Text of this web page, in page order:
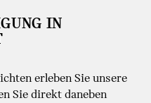
IN
erleben Sie unsere
Sie direkt daneben